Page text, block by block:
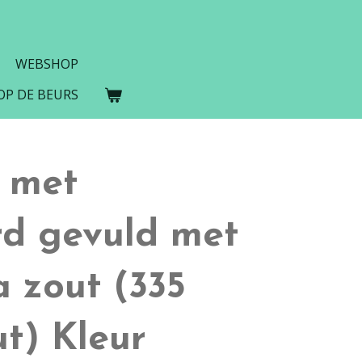
WEBSHOP
DE BEURS
met
gevuld met
zout (335
Kleur